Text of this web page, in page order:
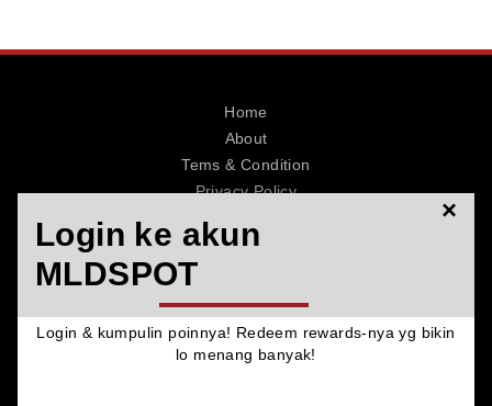
© 2026 MLDSPOT. All Rights Reserved.
Home
About
Tems & Condition
Privacy Policy
Login ke akun
MLDSPOT
×
Login & kumpulin poinnya! Redeem rewards-nya yg bikin
lo menang banyak!